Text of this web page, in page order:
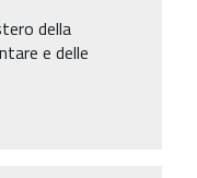
della
e delle